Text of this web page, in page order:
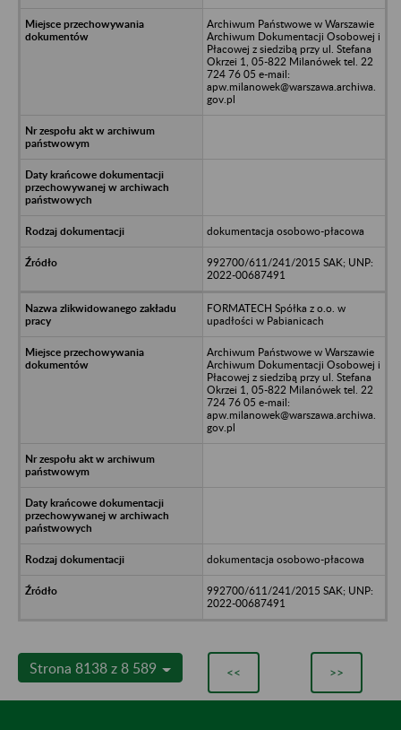
Archiwum Państwowe w Warszawie
Archiwum Dokumentacji Osobowej i
Płacowej z siedzibą przy ul. Stefana
Okrzei 1, 05-822 Milanówek tel. 22
724 76 05 e-mail:
apw.milanowek@warszawa.archiwa.
gov.pl
dokumentacja osobowo-płacowa
992700/611/241/2015 SAK; UNP:
2022-00687491
FORMATECH Spółka z o.o. w
upadłości w Pabianicach
Archiwum Państwowe w Warszawie
Archiwum Dokumentacji Osobowej i
Płacowej z siedzibą przy ul. Stefana
Okrzei 1, 05-822 Milanówek tel. 22
724 76 05 e-mail:
apw.milanowek@warszawa.archiwa.
gov.pl
dokumentacja osobowo-płacowa
992700/611/241/2015 SAK; UNP:
2022-00687491
Strona 8138 z 8 589 << >>